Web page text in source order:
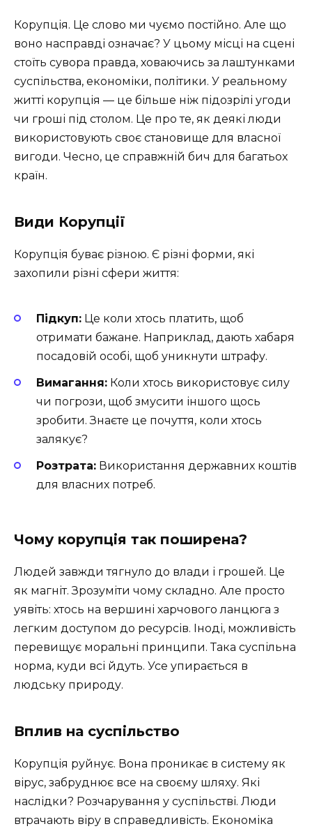
Корупція. Це слово ми чуємо постійно. Але що
воно насправді означає? У цьому місці на сцені
стоїть сувора правда, ховаючись за лаштунками
суспільства, економіки, політики. У реальному
житті корупція — це більше ніж підозрілі угоди
чи гроші під столом. Це про те, як деякі люди
використовують своє становище для власної
вигоди. Чесно, це справжній бич для багатьох
країн.
Види Корупції
Корупція буває різною. Є різні форми, які
захопили різні сфери життя:
Підкуп: Це коли хтось платить, щоб
отримати бажане. Наприклад, дають хабаря
посадовій особі, щоб уникнути штрафу.
Вимагання: Коли хтось використовує силу
чи погрози, щоб змусити іншого щось
зробити. Знаєте це почуття, коли хтось
залякує?
Розтрата: Використання державних коштів
для власних потреб.
Чому корупція так поширена?
Людей завжди тягнуло до влади і грошей. Це
як магніт. Зрозуміти чому складно. Але просто
уявіть: хтось на вершині харчового ланцюга з
легким доступом до ресурсів. Іноді, можливість
перевищує моральні принципи. Така суспільна
норма, куди всі йдуть. Усе упирається в
людську природу.
Вплив на суспільство
Корупція руйнує. Вона проникає в систему як
вірус, забруднює все на своєму шляху. Які
наслідки? Розчарування у суспільстві. Люди
втрачають віру в справедливість. Економіка